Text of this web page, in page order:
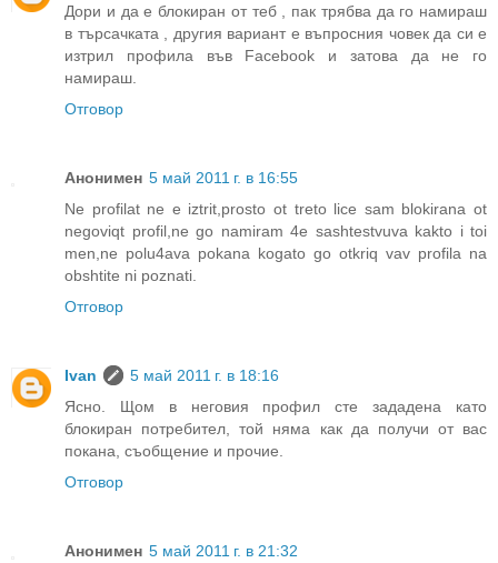
Дори и да е блокиран от теб , пак трябва да го намираш
в търсачката , другия вариант е въпросния човек да си е
изтрил профила във Facebook и затова да не го
намираш.
Отговор
Анонимен 5 май 2011 г. в 16:55
Ne profilat ne e iztrit,prosto ot treto lice sam blokirana ot
negoviqt profil,ne go namiram 4e sashtestvuva kakto i toi
men,ne polu4ava pokana kogato go otkriq vav profila na
obshtite ni poznati.
Отговор
Ivan
5 май 2011 г. в 18:16
Ясно. Щом в неговия профил сте зададена като
блокиран потребител, той няма как да получи от вас
покана, съобщение и прочие.
Отговор
Анонимен 5 май 2011 г. в 21:32